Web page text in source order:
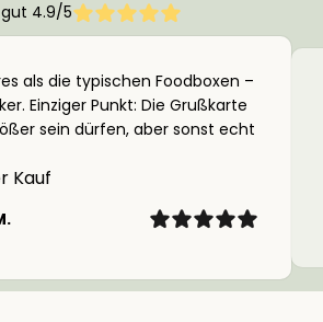
4.9/5
als die typischen Foodboxen –
Einziger Punkt: Die Grußkarte
sein dürfen, aber sonst echt
Kauf